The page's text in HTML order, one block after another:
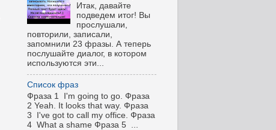
Итак, давайте
подведем итог! Вы
прослушали,
повторили, записали,
запомнили 23 фразы. А теперь
послушайте диалог, в котором
используются эти...
Список фраз
Фраза 1 I'm going to go. Фраза
2 Yeah. It looks that way. Фраза
3 I've got to call my office. Фраза
4 What a shame Фраза 5 ...